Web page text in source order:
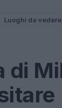
Luoghi da vedere
di